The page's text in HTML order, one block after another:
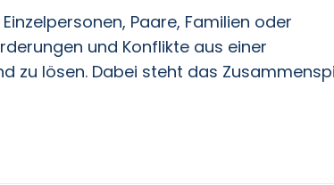
Paare, Familien oder
und Konflikte aus einer
zu lösen. Dabei steht das